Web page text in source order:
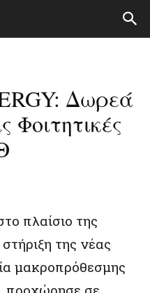
Δωρεά
Φοιτητικές
πλαίσιο της
της νέας
μακροπρόθεσμης